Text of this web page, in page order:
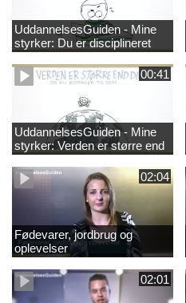
UddannelsesGuiden - Mine
styrker: Du er disciplineret
00:41
UddannelsesGuiden - Mine
styrker: Verden er større end
dig og du bidrager til den
02:04
Fødevarer, jordbrug og
oplevelser
02:01